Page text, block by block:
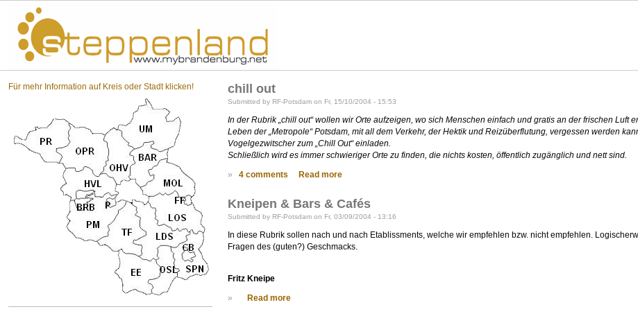
Für mehr Information auf Kreis oder Stadt klicken! chill out
Submitted by RF-Potsdam on Fr, 15/10/2004 - 15:53
In der Rubrik „chill out“ wollen wir Orte aufzeigen, wo sich Menschen einfach und gratis an der frischen Luft
Leben der „Metropole“ Potsdam, mit all dem Verkehr, der Hektik und Reizüberflutung, vergessen werden
Vogelgezwitscher zum „Chill Out“ einladen.
Schließlich wird es immer schwieriger Orte zu finden, die nichts kosten, öffentlich zugänglich und nett sind.
» 4 comments Read more
Kneipen & Bars & Cafés
Submitted by RF-Potsdam on Fr, 03/09/2004 - 13:16
In diese Rubrik sollen nach und nach Etablissments, welche wir empfehlen bzw. nicht empfehlen.
Fragen des (guten?) Geschmacks.
Fritz Kneipe
» Read more